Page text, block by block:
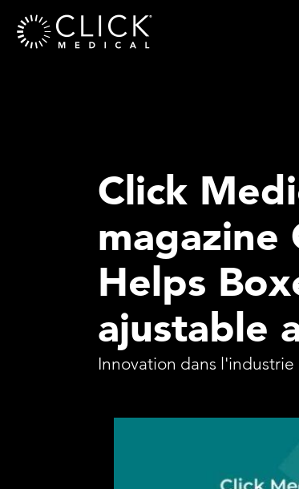
Click
magazine
Helps
ajustable
Innovation dans l'industrie